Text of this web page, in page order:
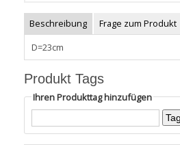
Beschreibung
Frage zum Produkt
D=23cm
Produkt Tags
Ihren Produkttag hinzufügen